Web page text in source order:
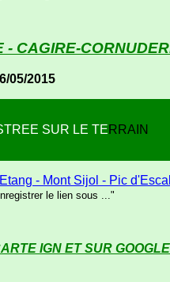
- CAGIRE-
05/2015
TREE SUR LE TERRA N
- Mont Sijol - Pic
le lien sous ..."
IGN ET SUR